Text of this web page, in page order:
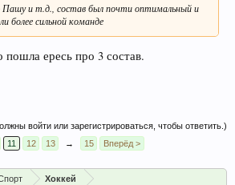
Пашу и т.д., состав был почти оптимальный и
более сильной команде
пошла ересь про 3 состав.
войти или зарегистрироваться, чтобы ответить.)
11 12 13 → 15 Вперёд >
Хоккей